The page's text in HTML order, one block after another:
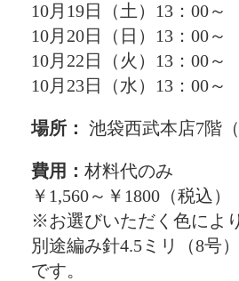
10月19日（土）13：00～
10月20日（日）13：00～
10月22日（火）13：00～
10月23日（水）13：00～
場所： 池袋西武本店7階
費用： 材料代のみ
￥1,560～￥1800（税込）
※お選びいただく色によ
別途編み針4.5ミリ（8号
です。